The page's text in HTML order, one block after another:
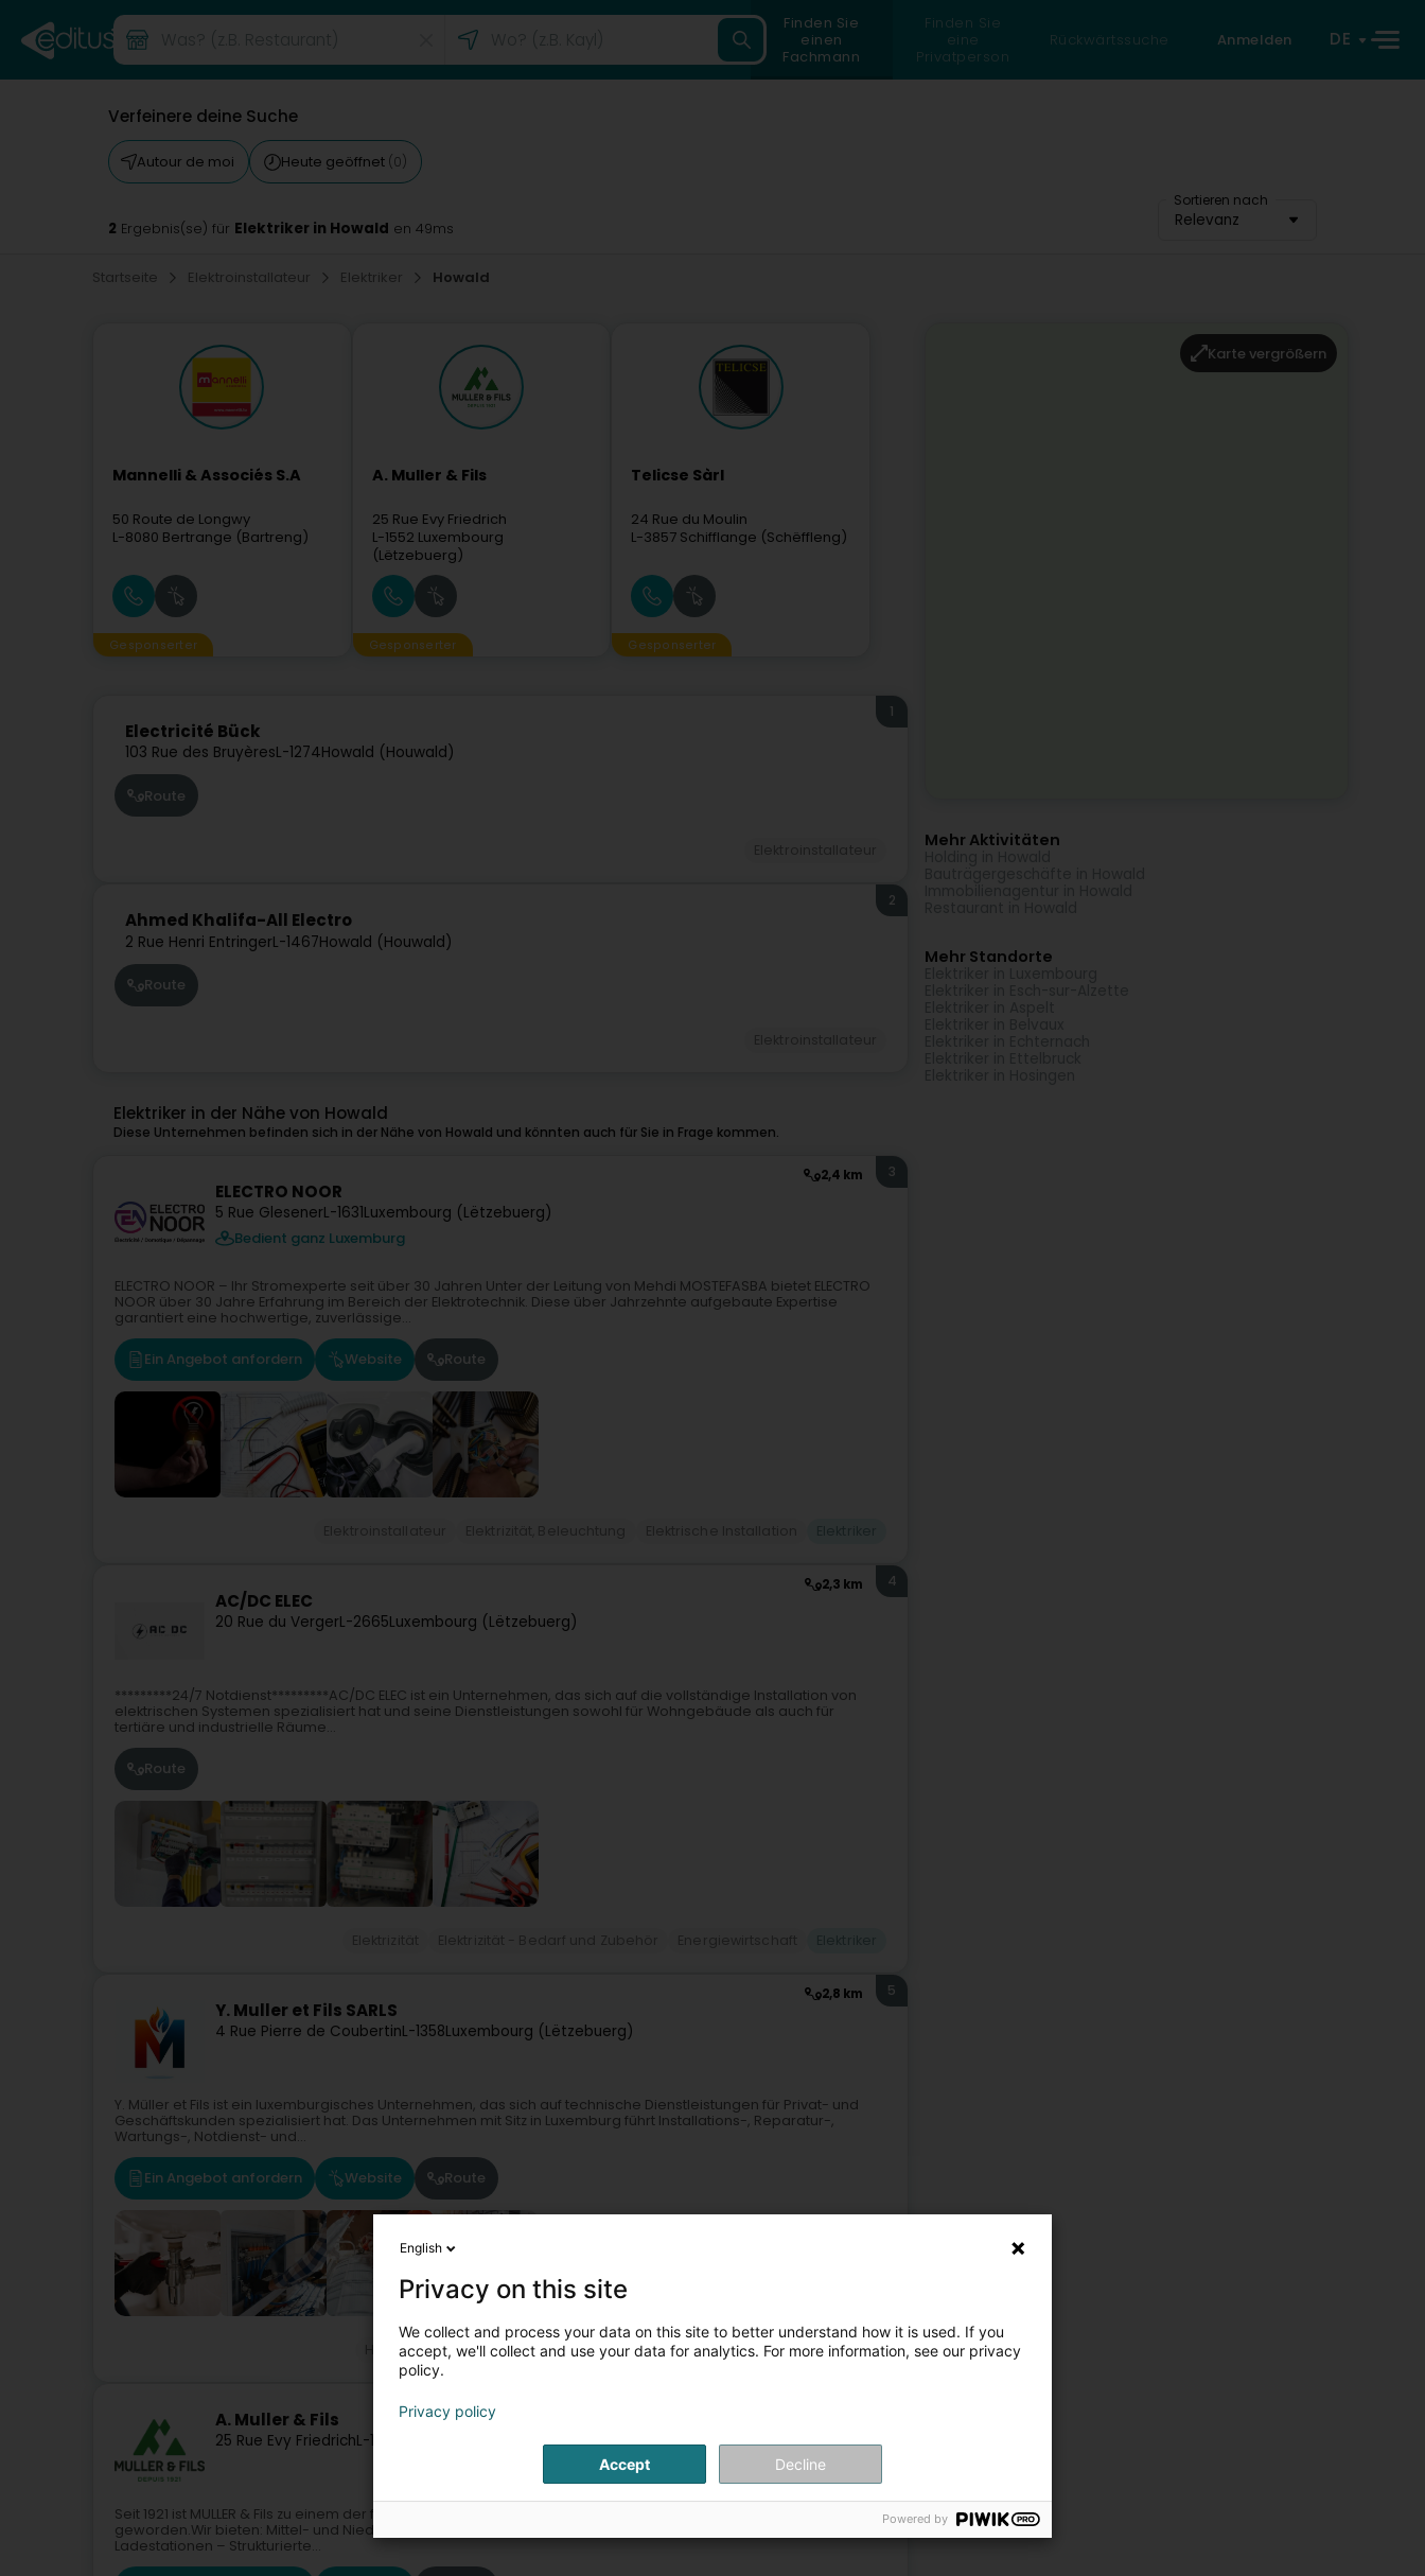
Finden Sie
einen
Fachmann
Finden Sie
eine
Privatperson
Rückwärtssuche Anmelden DE
Verfeinere deine Suche
Autour de moi Heute geöffnet (0)
Sortieren nach
Relevanz
2 Ergebnis(se) für Elektriker in Howald en 49ms
Startseite Elektroinstallateur Elektriker Howald
Mannelli & Associés S.A
50 Route de Longwy
L-8080 Bertrange (Bartreng)
Gesponserter
A. Muller & Fils
25 Rue Evy Friedrich
L-1552 Luxembourg
(Lëtzebuerg)
Gesponserter
Telicse Sàrl
24 Rue du Moulin
L-3857 Schifflange (Schëffleng)
Gesponserter
Electricité Bück
103 Rue des BruyèresL-1274Howald (Houwald)
1
Route
Ahmed Khalifa-All Electro
2 Rue Henri EntringerL-1467Howald (Houwald)
2
Route
Elektriker in der Nähe von Howald
Diese Unternehmen befinden sich in der Nähe von Howald und könnten auch für Sie in Frage kommen.
2,4 km
ELECTRO NOOR
5 Rue GlesenerL-1631Luxembourg (Lëtzebuerg)
Bedient ganz Luxemburg
3
ELECTRO NOOR – Ihr Stromexperte seit über 30 Jahren Unter der Leitung von Mehdi MOSTEFASBA bietet ELECTRO
NOOR über 30 Jahre Erfahrung im Bereich der Elektrotechnik. Diese über Jahrzehnte aufgebaute Expertise
garantiert eine hochwertige, zuverlässige...
Ein Angebot anfordern Website Route
2,3 km
AC/DC ELEC
20 Rue du VergerL-2665Luxembourg (Lëtzebuerg)
4
*********24/7 Notdienst*********AC/DC ELEC ist ein Unternehmen, das sich auf die vollständige Installation von
elektrischen Systemen spezialisiert hat und seine Dienstleistungen sowohl für Wohngebäude als auch für
tertiäre und industrielle Räume...
Route
2,8 km
Y. Muller et Fils SARLS
4 Rue Pierre de CoubertinL-1358Luxembourg (Lëtzebuerg)
5
Y. Müller et Fils ist ein luxemburgisches Unternehmen, das sich auf technische Dienstleistungen für Privat- und
Geschäftskunden spezialisiert hat. Das Unternehmen mit Sitz in Luxemburg führt Installations-, Reparatur-,
Wartungs-, Notdienst- und...
Ein Angebot anfordern Website Route
Heizung Wasserleitung Beseitigung von Kanalverstopfung Elektriker
A. Muller & Fils
25 Rue Evy FriedrichL-1552 Luxembourg (Lëtzebuerg)
Seit 1921 ist MULLER & Fils zu einem der führenden Unternehmen im Bereich der Elektroinstallationen in Luxemburg
geworden.Wir bieten: Mittel- und Niederspannung – Stromaggregate – USV-Anlagen – Photovoltaik –
Ladestationen – Strukturierte...
Karte vergrößern
Mehr Aktivitäten
Mehr Standorte
English
Privacy on this site
We collect and process your data on this site to better understand how it is used. If you
accept, we'll collect and use your data for analytics. For more information, see our privacy
policy.
Privacy policy
Accept Decline
Powered by